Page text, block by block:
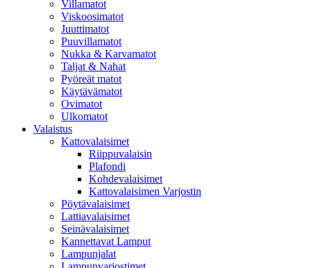
Villamatot
Viskoosimatot
Juuttimatot
Puuvillamatot
Nukka & Karvamatot
Taljat & Nahat
Pyöreät matot
Käytävämatot
Ovimatot
Ulkomatot
Valaistus
Kattovalaisimet
Riippuvalaisin
Plafondi
Kohdevalaisimet
Kattovalaisimen Varjostin
Pöytävalaisimet
Lattiavalaisimet
Seinävalaisimet
Kannettavat Lamput
Lampunjalat